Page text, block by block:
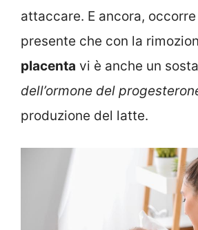
attaccare. E ancora,
presente che con la
placenta vi è anche un
dell’ormone del
produzione del latte.